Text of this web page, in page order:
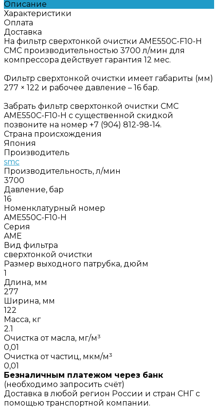
Описание
Характеристики
Оплата
Доставка
На фильтр сверхтонкой очистки AME550C-F10-H
СМС производительностью 3700 л/мин для
компрессора действует гарантия 12 мес.
Фильтр сверхтонкой очистки имеет габариты (мм)
277 × 122 и рабочее давление – 16 бар.
Забрать фильтр сверхтонкой очистки СМС
AME550C-F10-H с существенной скидкой
позвоните на номер +7 (904) 812-98-14.
Страна происхождения
Япония
Производитель
smc
Производительность, л/мин
3700
Давление, бар
16
Номенклатурный номер
AME550C-F10-H
Серия
AME
Вид фильтра
сверхтонкой очистки
Размер выходного патрубка, дюйм
1
Длина, мм
277
Ширина, мм
122
Масса, кг
2.1
Очистка от масла, мг/м³
0,01
Очистка от частиц, мкм/м³
0,01
Безналичным платежом через банк
(необходимо запросить счёт)
Доставка в любой регион России и стран СНГ с
помощью транспортной компании.